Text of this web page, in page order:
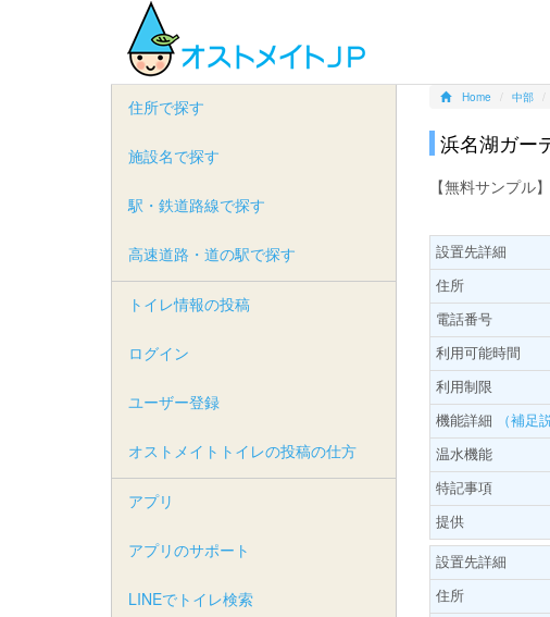
Home 中部
浜名湖ガー
【無料サンプル】
設置先詳細
住所
電話番号
利用可能時間
利用制限
機能詳細 （補足
温水機能
特記事項
提供
設置先詳細
住所
住所で探す
施設名で探す
駅・鉄道路線で探す
高速道路・道の駅で探す
トイレ情報の投稿
ログイン
ユーザー登録
オストメイトトイレの投稿の仕方
アプリ
アプリのサポート
LINEでトイレ検索